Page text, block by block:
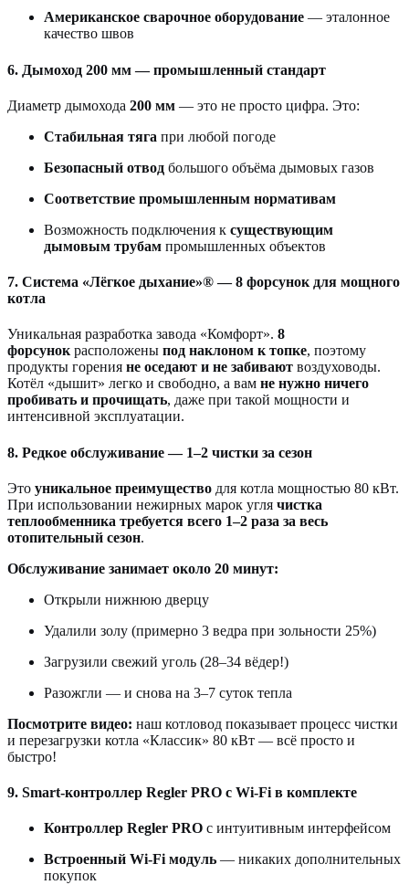
Американское сварочное оборудование — эталонное
качество швов
6. Дымоход 200 мм — промышленный стандарт
Диаметр дымохода 200 мм — это не просто цифра. Это:
Стабильная тяга при любой погоде
Безопасный отвод большого объёма дымовых газов
Соответствие промышленным нормативам
Возможность подключения к существующим
дымовым трубам промышленных объектов
7. Система «Лёгкое дыхание»® — 8 форсунок для мощного
котла
Уникальная разработка завода «Комфорт». 8
форсунок расположены под наклоном к топке, поэтому
продукты горения не оседают и не забивают воздуховоды.
Котёл «дышит» легко и свободно, а вам не нужно ничего
пробивать и прочищать, даже при такой мощности и
интенсивной эксплуатации.
8. Редкое обслуживание — 1–2 чистки за сезон
Это уникальное преимущество для котла мощностью 80 кВт.
При использовании нежирных марок угля чистка
теплообменника требуется всего 1–2 раза за весь
отопительный сезон.
Обслуживание занимает около 20 минут:
Открыли нижнюю дверцу
Удалили золу (примерно 3 ведра при зольности 25%)
Загрузили свежий уголь (28–34 вёдер!)
Разожгли — и снова на 3–7 суток тепла
Посмотрите видео: наш котловод показывает процесс чистки
и перезагрузки котла «Классик» 80 кВт — всё просто и
быстро!
9. Smart-контроллер Regler PRO с Wi-Fi в комплекте
Контроллер Regler PRO с интуитивным интерфейсом
Встроенный Wi-Fi модуль — никаких дополнительных
покупок